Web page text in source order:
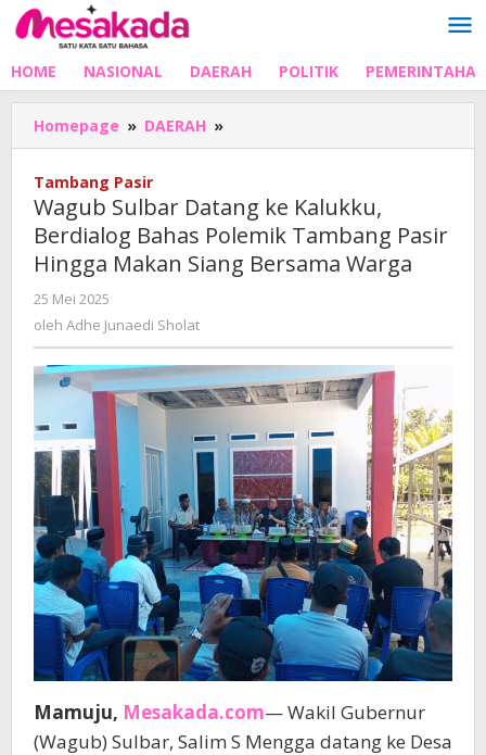
Lewati
ke
HOME NASIONAL DAERAH POLITIK
Homepage » DAERAH »
Sulbar
Kalukku,
Berdialog
Bahas
Polemik
Hingga
Makan
Siang
Warga
Tambang Pasir
Wagub Sulbar Datang ke Kalukku,
Berdialog Bahas Polemik Tambang Pasir
Hingga Makan Siang Bersama Warga
25 Mei 2025
Adhe
oleh Adhe Junaedi Sholat
Mamuju, Mesakada.com— Wakil Gubernur
(Wagub) Sulbar, Salim S Mengga datang ke Desa